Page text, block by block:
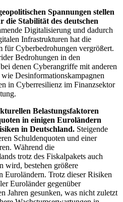
Spannungen stellen
Stabilität des deutschen
Digitalisierung und dadurch
Infrastrukturen hat die
für Cyberbedrohungen vergrößert.
Bedrohungen in den
denen Cyberangriffe mit anderen
Desinformationskampagnen
in Cyberresilienz im Finanzsektor
Belastungsfaktoren
in einigen Euroländern
in Deutschland. Steigende
Schuldenquoten und einer
Während die
trotz des Fiskalpakets auch
wird, bestehen größere
Euroländern. Trotz dieser Risiken
Euroländer gegenüber
Jahren gesunken, was nicht zuletzt